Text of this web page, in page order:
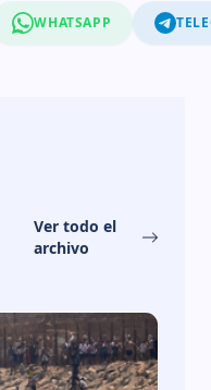
WHATSAPP
Ver todo el
archivo